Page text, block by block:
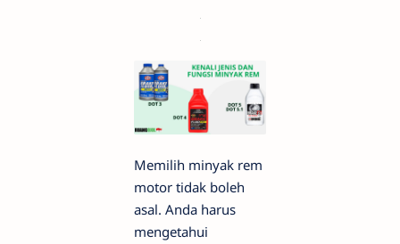
Memilih minyak rem
motor tidak boleh
asal. Anda harus
mengetahui